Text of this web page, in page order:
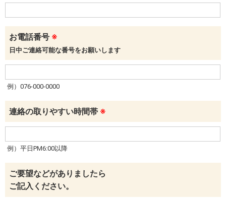
お電話番号 ※
日中ご連絡可能な番号をお願いします
例）076-000-0000
連絡の取りやすい時間帯 ※
例）平日PM6:00以降
ご要望などがありましたら
ご記入ください。